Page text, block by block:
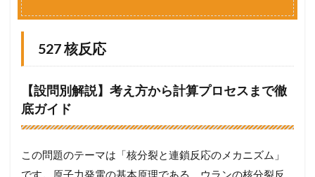
1.1
2
7
核
応
1.2
5
8
放
527 核反応
【設問別解説】考え方から計算プロセスまで徹
底ガイド
この問題のテーマは「核分裂と連鎖反応のメカニズム」
です。原子力発電の基本原理である、ウランの核分裂反